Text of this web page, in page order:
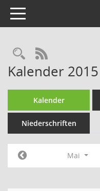
Toggle navigation
RSS-Feed
Kalender
Kalender
Niederschriften
Mai